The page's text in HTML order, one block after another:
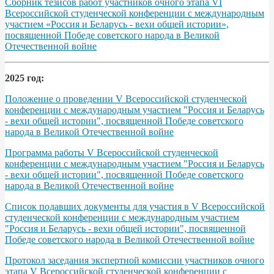
Всероссийской студенческой конференции с международным
участием «Россия и Беларусь - вехи общей истории»,
посвященной Победе советского народа в Великой
Отечественной войне
2025 год:
Положение о проведении V Всероссийской студенческой
конференции с международным участием "Россия и Беларусь
- вехи общей истории", посвященной Победе советского
народа в Великой Отечественной войне
Программа работы V Всероссийской студенческой
конференции с международным участием "Россия и Беларусь
- вехи общей истории", посвященной Победе советского
народа в Великой Отечественной войне
Список подавших документы для участия в V Всероссийской
студенческой конференции с международным участием
"Россия и Беларусь - вехи общей истории", посвященной
Победе советского народа в Великой Отечественной войне
Протокол заседания экспертной комиссии участников очного
этапа V Всероссийской студенческой конференции с